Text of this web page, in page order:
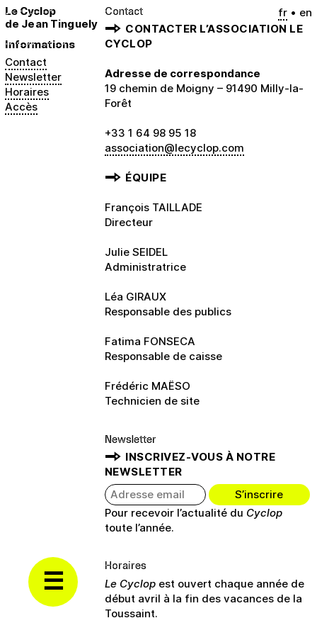
fr en
Le Cyclop
de Jean Tinguely
Informations
Contact
Newsletter
Horaires
Accès
Contact
CONTACTER L’ASSOCIATION LE
CYCLOP
Adresse de correspondance
19 chemin de Moigny – 91490 Milly-la-
Forêt
+33 1 64 98 95 18
association@lecyclop.com
ÉQUIPE
François TAILLADE
Directeur
Julie SEIDEL
Administratrice
Léa GIRAUX
Responsable des publics
Fatima FONSECA
Responsable de caisse
Frédéric MAËSO
Technicien de site
Newsletter
INSCRIVEZ-VOUS À NOTRE
NEWSLETTER
Pour recevoir l’actualité du Cyclop
toute l’année.
Horaires
Le Cyclopest ouvert chaque année de
début avril à la fin des vacances de la
Toussaint.